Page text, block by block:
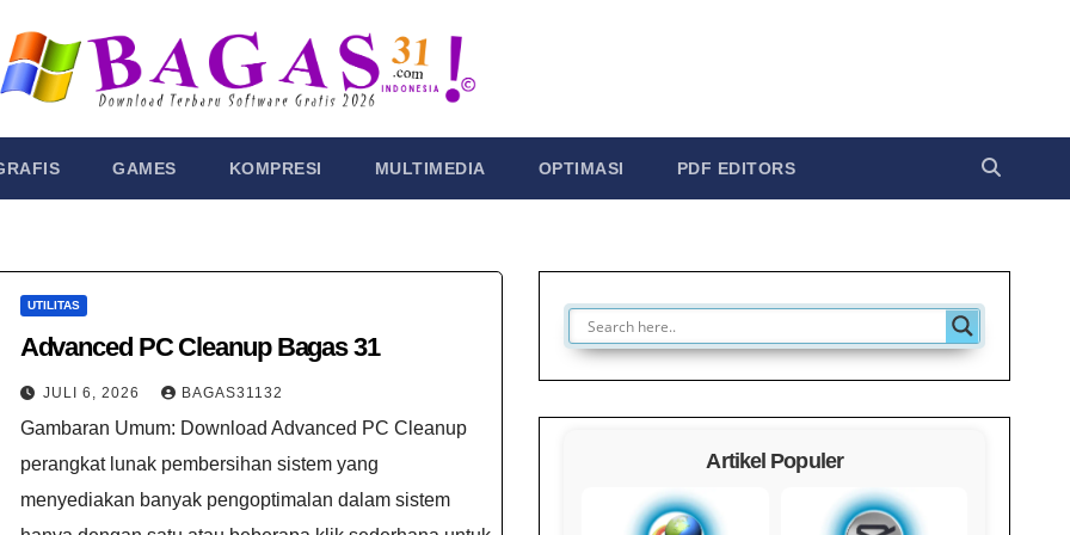
GAMES KOMPRESI MULTIMEDIA OPTIMASI PDF EDITORS
UTILITAS
Advanced PC Cleanup Bagas 31
JULI 6, 2026 BAGAS31132
Gambaran Umum: Download Advanced PC Cleanup
perangkat lunak pembersihan sistem yang
menyediakan banyak pengoptimalan dalam sistem
Artikel Populer